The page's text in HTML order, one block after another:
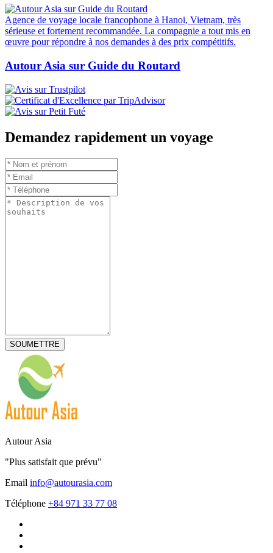
Autour Asia est fortement recommandée
sur
expériences authentiques, nous avons reçu de nombreuses
recommandations sur des forums de voyage réputés :
Découvertes exceptionnelles, guide formidable, organisation
impeccable. Accompagnement personnalisé basé sur l'écoute et la
au Vietnam très sérieuse, fortement recommandée.
Tripadvisor.fr @Excellence
Agence de voyage locale francophone à Hanoi, Vietnam, très
sérieuse et fortement recommandée. La compagnie a tout mis en
œuvre pour répondre à nos demandes à des prix compétitifs.